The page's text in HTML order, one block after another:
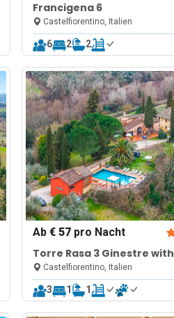
Francigena 6
Castelfiorentino, Italien
6 2 2
Ab € 57pro Nacht
Torre Rasa 3 Ginestre with
Shared Pool
Castelfiorentino, Italien
3 1 1